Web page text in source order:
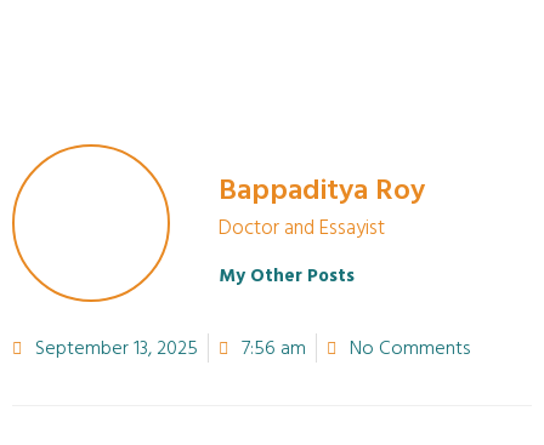
Bappaditya Roy
Doctor and Essayist
My Other Posts
September 13, 2025 7:56 am No Comments